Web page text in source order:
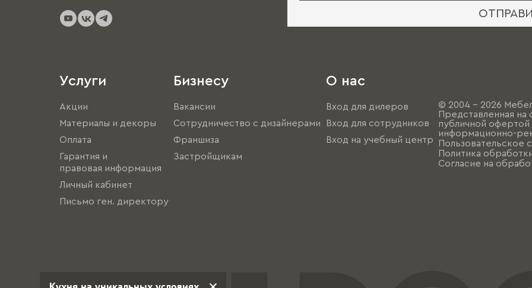
Услуги
Акции
Материалы и декоры
Оплата
Гарантия и
правовая информация
Личный кабинет
Письмо ген. директору
Бизнесу
Вакансии
Сотрудничество с дизайнерами
Франшиза
Застройщикам
О нас
Вход для дилеров
Вход для сотрудников
Вход на учебный центр
© 2004 - 2026
Представленная на
публичной офертой
информационно-
Пользовательское
Политика
Согласие на